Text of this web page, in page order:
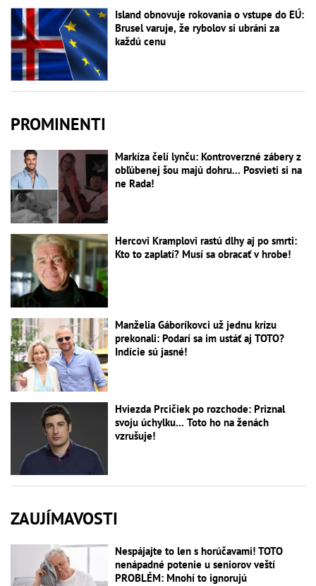
Island obnovuje rokovania o vstupe do EÚ:
Brusel varuje, že rybolov si ubráni za
každú cenu
PROMINENTI
Markíza čelí lynču: Kontroverzné zábery z
obľúbenej šou majú dohru... Posvieti si na
ne Rada!
Hercovi Kramplovi rastú dlhy aj po smrti:
Kto to zaplatí? Musí sa obracať v hrobe!
Manželia Gáboríkovci už jednu krízu
prekonali: Podarí sa im ustáť aj TOTO?
Indície sú jasné!
Hviezda Prcičiek po rozchode: Priznal
svoju úchylku... Toto ho na ženách
vzrušuje!
ZAUJÍMAVOSTI
Nespájajte to len s horúčavami! TOTO
nenápadné potenie u seniorov veští
PROBLÉM: Mnohí to ignorujú